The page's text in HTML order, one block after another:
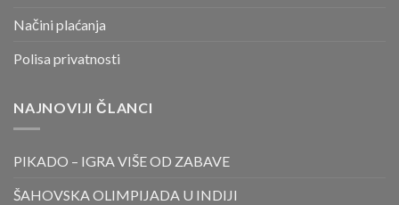
Načini plaćanja
Polisa privatnosti
NAJNOVIJI ČLANCI
PIKADO – IGRA VIŠE OD ZABAVE
ŠAHOVSKA OLIMPIJADA U INDIJI